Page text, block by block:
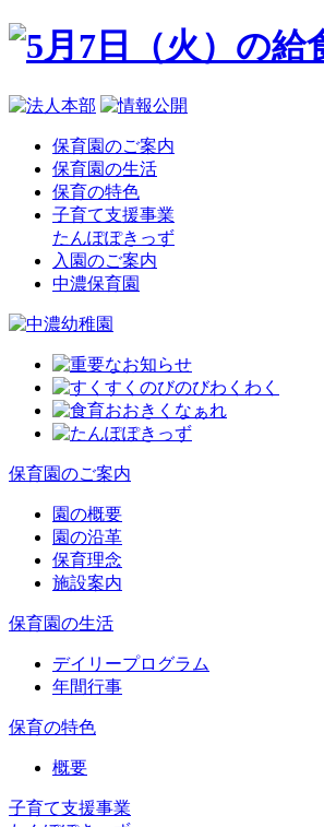
保育園のご案内
保育園の生活
保育の特色
子育て支援事業
たんぽぽきっず
入園のご案内
中濃保育園
保育園のご案内
園の概要
園の沿革
保育理念
施設案内
保育園の生活
デイリープログラム
年間行事
保育の特色
概要
子育て支援事業